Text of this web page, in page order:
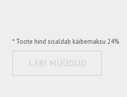
* Toote hind sisaldab käibemaksu 24%
LÄBI MÜÜDUD